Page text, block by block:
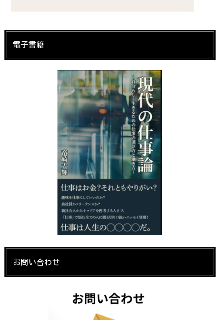
電子書籍
お問い合わせ